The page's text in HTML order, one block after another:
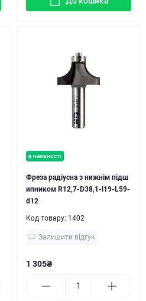
в наявності
Фреза радіусна з нижнім підш
ипником R12,7-D38,1-l19-L59-
d12
Код товару: 1402
Залишити відгук
1 305₴